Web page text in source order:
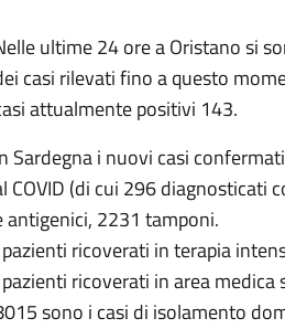
ultime 24 ore a Oristano si
casi rilevati fino a questo
attualmente positivi 143.
Sardegna i nuovi casi
COVID (di cui 296 diagnosticati
antigenici, 2231 tamponi.
ricoverati in terapia
ricoverati in area medica
sono i casi di isolamento